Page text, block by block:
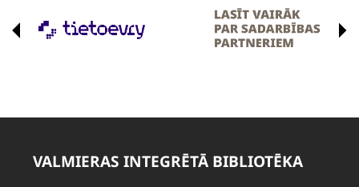
VALMIERAS INTEGRĒTĀ BIBLIOTĒKA